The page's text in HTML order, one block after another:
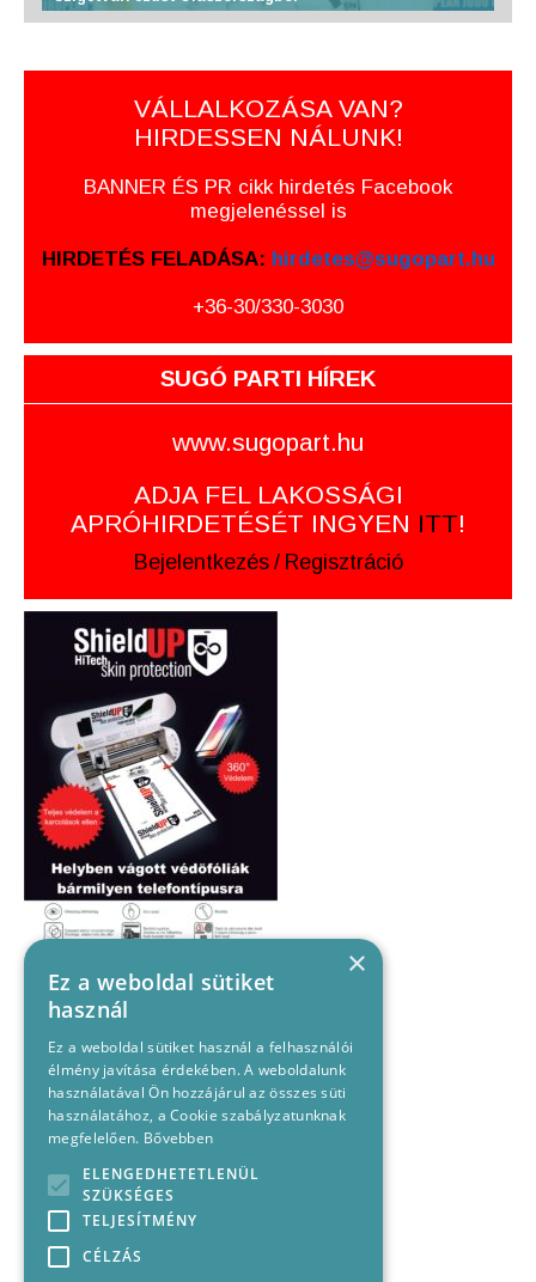
VÁLLALKOZÁSA VAN?
HIRDESSEN NÁLUNK!
BANNER ÉS PR cikk hirdetés Facebook
megjelenéssel is
HIRDETÉS FELADÁSA: hirdetes@sugopart.hu
+36-30/330-3030
SUGÓ PARTI HÍREK
www.sugopart.hu
ADJA FEL LAKOSSÁGI
APRÓHIRDETÉSÉT INGYEN ITT!
Bejelentkezés / Regisztráció
×
Ez a weboldal sütiket
használ
Ez a weboldal sütiket használ a felhasználói
élmény javítása érdekében. A weboldalunk
használatával Ön hozzájárul az összes süti
használatához, a Cookie szabályzatunknak
megfelelően. Bővebben
ELENGEDHETETLENÜL
SZÜKSÉGES
TELJESÍTMÉNY
CÉLZÁS